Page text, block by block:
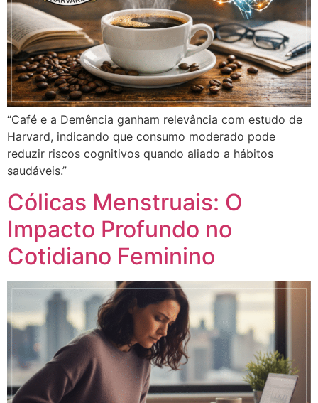
“Café e a Demência ganham relevância com estudo de
Harvard, indicando que consumo moderado pode
reduzir riscos cognitivos quando aliado a hábitos
saudáveis.”
Cólicas Menstruais: O
Impacto Profundo no
Cotidiano Feminino